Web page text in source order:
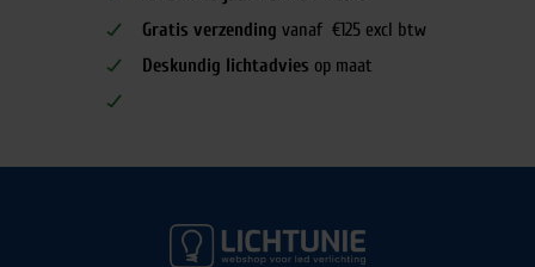
Gratis verzending vanaf €125 excl btw
Deskundig lichtadvies op maat